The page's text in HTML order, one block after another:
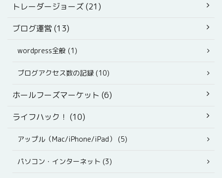
トレーダージョーズ (21)
ブログ運営 (13)
wordpress全般 (1)
ブログアクセス数の記録 (10)
ホールフーズマーケット (6)
ライフハック！ (10)
アップル（Mac/iPhone/iPad） (5)
パソコン・インターネット (3)